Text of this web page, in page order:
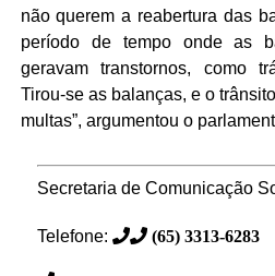
não querem a reabertura das
período de tempo onde as
geravam transtornos, como
Tirou-se as balanças, e o
multas”, argumentou o
Secretaria de Comunicação
Telefone: (65) 3313-6283